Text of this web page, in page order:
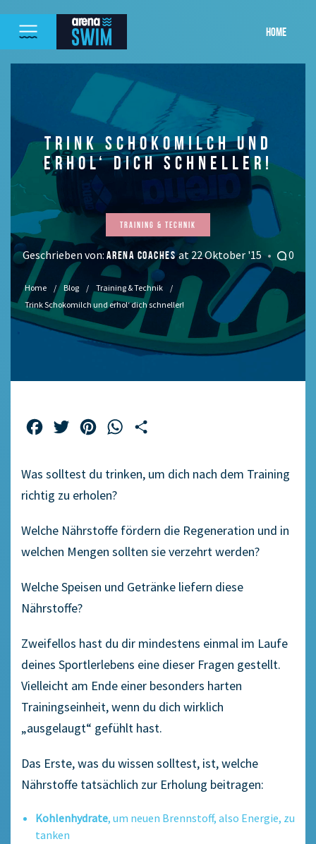
HOME
TRINK SCHOKOMILCH UND
ERHOL‘ DICH SCHNELLER!
Training & Technik
Geschrieben von: ARENA COACHESat 22 Oktober '15 0
Home Blog
Training & Technik
Trink Schokomilch und erhol‘ dich schneller!
FacebookTwitterPinterestWhatsApp
Was solltest du trinken, um dich nach dem Training
richtig zu erholen?
Welche Nährstoffe fördern die Regeneration und in
welchen Mengen sollten sie verzehrt werden?
Welche Speisen und Getränke liefern diese
Nährstoffe?
Zweifellos hast du dir mindestens einmal im Laufe
deines Sportlerlebens eine dieser Fragen gestellt.
Vielleicht am Ende einer besonders harten
Trainingseinheit, wenn du dich wirklich
„ausgelaugt“ gefühlt hast.
Das Erste, was du wissen solltest, ist, welche
Nährstoffe tatsächlich zur Erholung beitragen:
Kohlenhydrate, um neuen Brennstoff, also Energie, zu
tanken